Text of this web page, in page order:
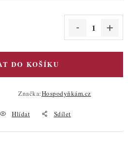
DO KOŠÍKU
Značka:Hospodyňkám.cz
Hlídat Sdílet